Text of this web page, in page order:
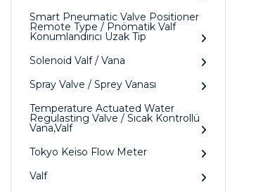
Smart Pneumatic Valve Positioner
Remote Type / Pnömatik Valf
Konumlandırıcı Uzak Tip
Solenoid Valf / Vana
Spray Valve / Sprey Vanası
Temperature Actuated Water
Regulasting Valve / Sıcak Kontrollü
Vana,Valf
Tokyo Keiso Flow Meter
Valf